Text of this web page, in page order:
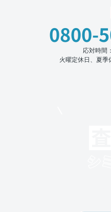
0800-
応対時間
火曜定休日、夏季